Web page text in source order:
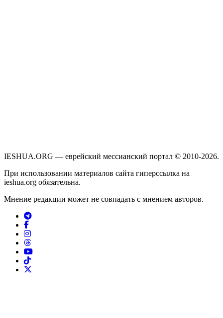
IESHUA.ORG — еврейский мессианский портал © 2010-2026.
При использовании материалов сайта гиперссылка на
ieshua.org обязательна.
Мнение редакции может не совпадать с мнением авторов.